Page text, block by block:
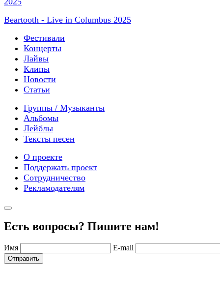
Beartooth - Live in Columbus 2025
Фестивали
Концерты
Лайвы
Клипы
Новости
Статьи
Группы / Музыканты
Альбомы
Лейблы
Тексты песен
О проекте
Поддержать проект
Сотрудничество
Рекламодателям
Есть вопросы? Пишите нам!
Имя E-mail